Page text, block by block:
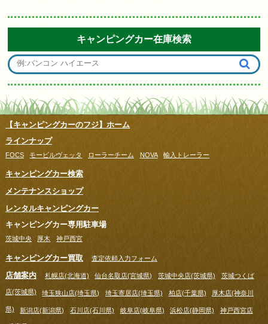
キャンピングカー在庫検索
【キャンピングカーのフジ】ホーム
ラインナップ
FOCS モービルヴェッタ ローラーチーム NOVA 輸入トレーラー
キャンピングカー検索
メンテナンスショップ
レンタルキャンピングカー
キャンピングカー専用駐車場
茨城中央 厚木 神戸西宮
キャンピングカー買取 査定依頼入力フォーム
店舗案内 札幌店(北海道) 仙台名取店(宮城県) 茨城中央店(茨城県) 茨城つくば
店(茨城県) 埼玉狭山店(埼玉県) 埼玉寄居店(埼玉県) 柏店(千葉県) 厚木店(神奈川
県) 新潟店(新潟県) 石川店(石川県) 岐阜店(岐阜県) 浜松店(静岡県) 神戸西宮店